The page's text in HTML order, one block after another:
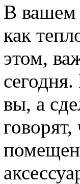
В вашем
как
этом,
вы, а